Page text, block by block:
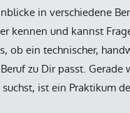
in verschiedene
kennen und kannst
ob ein technischer,
zu Dir passt. Gerade
ist ein Praktikum